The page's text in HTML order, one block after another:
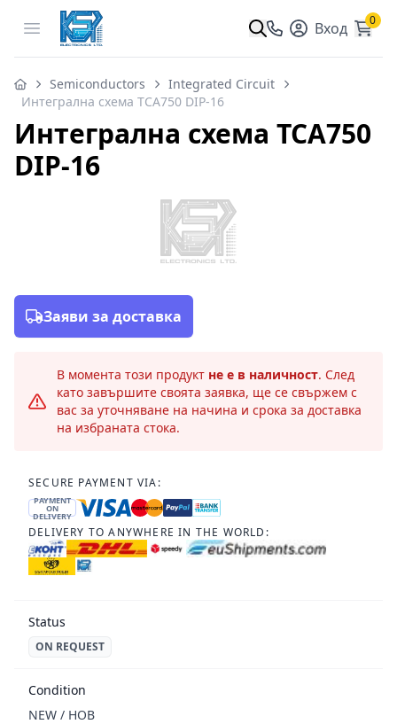
Open menu Вход 0
Semiconductors
Integrated Circuit
Интегрална схема TCA750 DIP-16
Интегрална схема TCA750
DIP-16
Заяви за доставка
В момента този продукт не е в наличност. След
като завършите своята заявка, ще се свържем с
вас за уточняване на начина и срока за доставка
на избраната стока.
SECURE PAYMENT VIA:
PAYMENT
ON
DELIVERY
DELIVERY TO ANYWHERE IN THE WORLD:
Status
ON REQUEST
Condition
NEW / НОВ